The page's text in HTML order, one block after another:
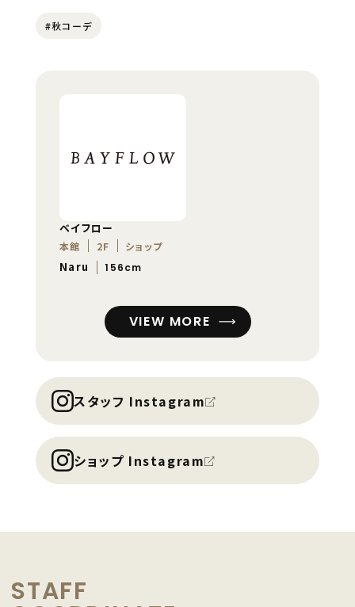
#秋コーデ
ベイフロー
本館 2F ショップ
Naru 156cm
VIEW MORE
スタッフ Instagram
ショップ Instagram
STAFF